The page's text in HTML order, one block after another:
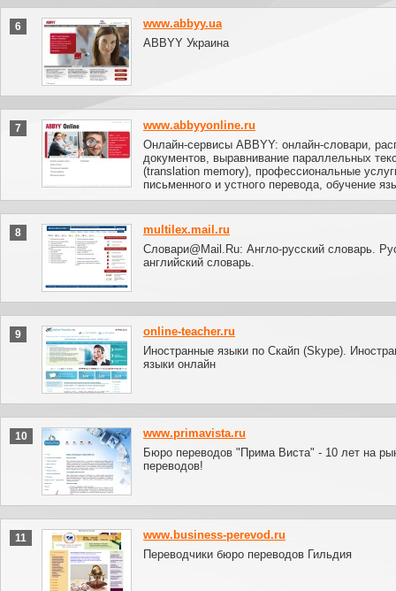
6
www.abbyy.ua
ABBYY Украина
7
www.abbyyonline.ru
Онлайн-сервисы ABBYY: онлайн-словари,
документов, выравнивание параллельных
(translation memory), профессиональные
письменного и устного перевода, обучение
8
multilex.mail.ru
Словари@Mail.Ru: Англо-русский словарь.
английский словарь.
9
online-teacher.ru
Иностранные языки по Скайп (Skype).
языки онлайн
10
www.primavista.ru
Бюро переводов "Прима Виста" - 10 лет на
переводов!
11
www.business-perevod.ru
Переводчики бюро переводов Гильдия